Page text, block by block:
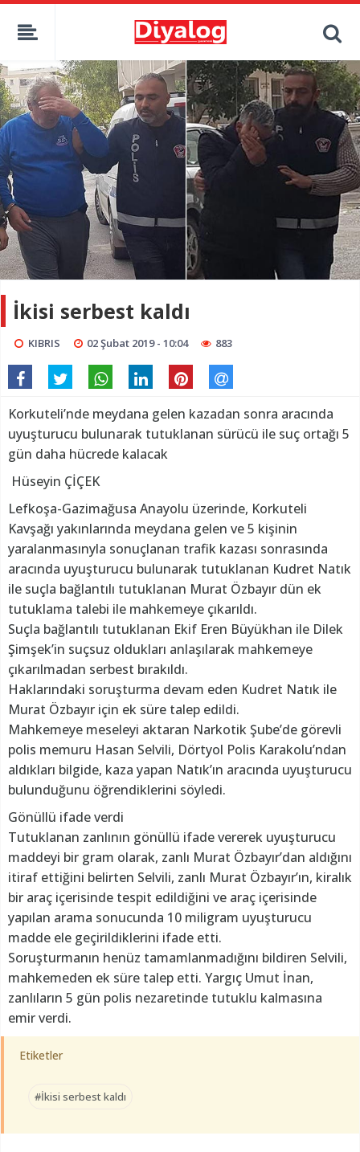
İkisi serbest kaldı
KIBRIS 02 Şubat 2019 - 10:04 883
Korkuteli’nde meydana gelen kazadan sonra aracında
uyuşturucu bulunarak tutuklanan sürücü ile suç ortağı 5
gün daha hücrede kalacak
Hüseyin ÇİÇEK
Lefkoşa-Gazimağusa Anayolu üzerinde, Korkuteli
Kavşağı yakınlarında meydana gelen ve 5 kişinin
yaralanmasınyla sonuçlanan trafik kazası sonrasında
aracında uyuşturucu bulunarak tutuklanan Kudret Natık
ile suçla bağlantılı tutuklanan Murat Özbayır dün ek
tutuklama talebi ile mahkemeye çıkarıldı.
Suçla bağlantılı tutuklanan Ekif Eren Büyükhan ile Dilek
Şimşek’in suçsuz oldukları anlaşılarak mahkemeye
çıkarılmadan serbest bırakıldı.
Haklarındaki soruşturma devam eden Kudret Natık ile
Murat Özbayır için ek süre talep edildi.
Mahkemeye meseleyi aktaran Narkotik Şube’de görevli
polis memuru Hasan Selvili, Dörtyol Polis Karakolu’ndan
aldıkları bilgide, kaza yapan Natık’ın aracında uyuşturucu
bulunduğunu öğrendiklerini söyledi.
Gönüllü ifade verdi
Tutuklanan zanlının gönüllü ifade vererek uyuşturucu
maddeyi bir gram olarak, zanlı Murat Özbayır’dan aldığını
itiraf ettiğini belirten Selvili, zanlı Murat Özbayır’ın, kiralık
bir araç içerisinde tespit edildiğini ve araç içerisinde
yapılan arama sonucunda 10 miligram uyuşturucu
madde ele geçirildiklerini ifade etti.
Soruşturmanın henüz tamamlanmadığını bildiren Selvili,
mahkemeden ek süre talep etti. Yargıç Umut İnan,
zanlıların 5 gün polis nezaretinde tutuklu kalmasına
emir verdi.
Etiketler
#İkisi serbest kaldı